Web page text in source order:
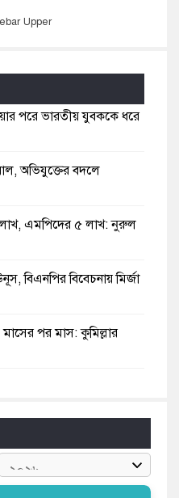
পরে ভারতীয় যুবককে ধরে
অভিযুক্তের বদলে
লাখ, এমপিদের ৫ লাখ: নুরুল
বিএনপির বিবেচনায় মির্জা
পর মাস: কুমিল্লার
দৃশ্য কি আপনারা দেখেননি: